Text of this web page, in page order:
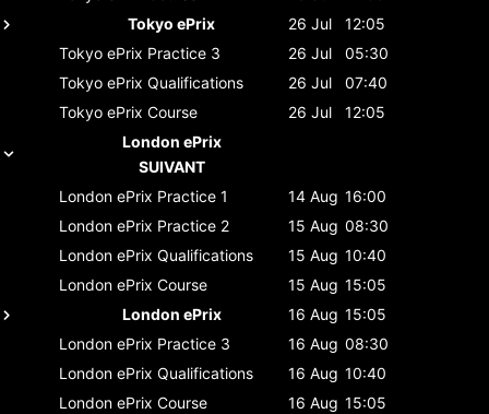
Tokyo ePrix
26 Jul
12:05
Tokyo ePrix Practice 3 26 Jul
05:30
Tokyo ePrix Qualifications 26 Jul
07:40
Tokyo ePrix Course 26 Jul
12:05
London ePrix
SUIVANT
London ePrix Practice 1 14 Aug 16:00
London ePrix Practice 2 15 Aug 08:30
London ePrix Qualifications 15 Aug 10:40
London ePrix Course 15 Aug 15:05
London ePrix
16 Aug 15:05
London ePrix Practice 3 16 Aug 08:30
London ePrix Qualifications 16 Aug 10:40
London ePrix Course 16 Aug 15:05